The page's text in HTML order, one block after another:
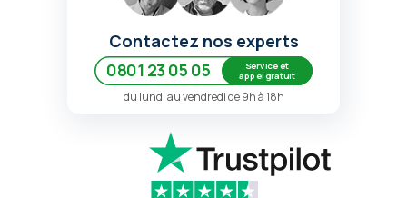
Contactez nos experts
0801 23 05 05
Service et
appel gratuit
du lundi au vendredi de 9h à 18h